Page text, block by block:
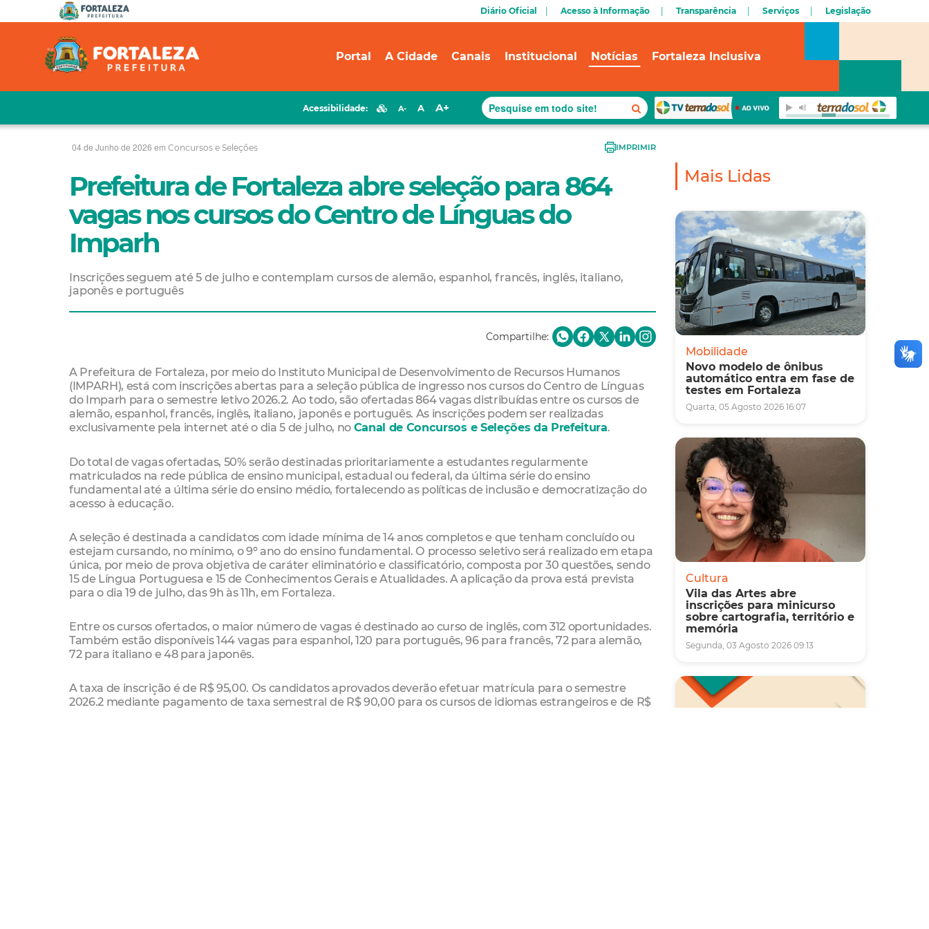
Diário Oficial Acesso à Informação Transparência Serviços Legislação
Portal A Cidade Canais Institucional Notícias Fortaleza Inclusiva
Acessibilidade: A- A A+
04 de Junho de 2026 em Concursos e Seleções IMPRIMIR
Prefeitura de Fortaleza abre seleção para 864
vagas nos cursos do Centro de Línguas do
Imparh
Inscrições seguem até 5 de julho e contemplam cursos de alemão, espanhol, francês, inglês, italiano,
japonês e português
Compartilhe:
A Prefeitura de Fortaleza, por meio do Instituto Municipal de Desenvolvimento de Recursos Humanos
(IMPARH), está com inscrições abertas para a seleção pública de ingresso nos cursos do Centro de Línguas
do Imparh para o semestre letivo 2026.2. Ao todo, são ofertadas 864 vagas distribuídas entre os cursos de
alemão, espanhol, francês, inglês, italiano, japonês e português. As inscrições podem ser realizadas
exclusivamente pela internet até o dia 5 de julho, no Canal de Concursos e Seleções da Prefeitura.
Do total de vagas ofertadas, 50% serão destinadas prioritariamente a estudantes regularmente
matriculados na rede pública de ensino municipal, estadual ou federal, da última série do ensino
fundamental até a última série do ensino médio, fortalecendo as políticas de inclusão e democratização do
acesso à educação.
A seleção é destinada a candidatos com idade mínima de 14 anos completos e que tenham concluído ou
estejam cursando, no mínimo, o 9º ano do ensino fundamental. O processo seletivo será realizado em etapa
única, por meio de prova objetiva de caráter eliminatório e classificatório, composta por 30 questões, sendo
15 de Língua Portuguesa e 15 de Conhecimentos Gerais e Atualidades. A aplicação da prova está prevista
para o dia 19 de julho, das 9h às 11h, em Fortaleza.
Entre os cursos ofertados, o maior número de vagas é destinado ao curso de inglês, com 312 oportunidades.
Também estão disponíveis 144 vagas para espanhol, 120 para português, 96 para francês, 72 para alemão,
72 para italiano e 48 para japonês.
A taxa de inscrição é de R$ 95,00. Os candidatos aprovados deverão efetuar matrícula para o semestre
2026.2 mediante pagamento de taxa semestral de R$ 90,00 para os cursos de idiomas estrangeiros e de R$
Mais Lidas
Mobilidade
Novo modelo de ônibus
automático entra em fase de
testes em Fortaleza
Quarta, 05 Agosto 2026 16:07
Cultura
Vila das Artes abre
inscrições para minicurso
sobre cartografia, território e
memória
Segunda, 03 Agosto 2026 09:13